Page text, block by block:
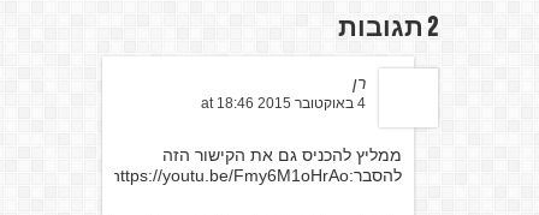
2 תגובות
רן
4 באוקטובר 2015 at 18:46
ממליץ להכניס גם את הקישור הזה
להסבר:https://youtu.be/Fmy6M1oHrAo